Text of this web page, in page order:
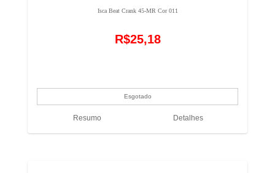
Isca Beat Crank 45-MR Cor 011
R$25,18
Resumo Detalhes